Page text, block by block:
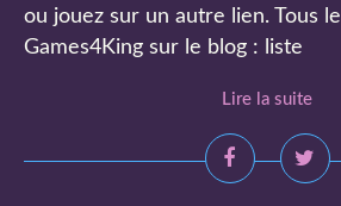
ou jouez sur un autre lien. Tous
Games4King sur le blog : liste
Lire la suite